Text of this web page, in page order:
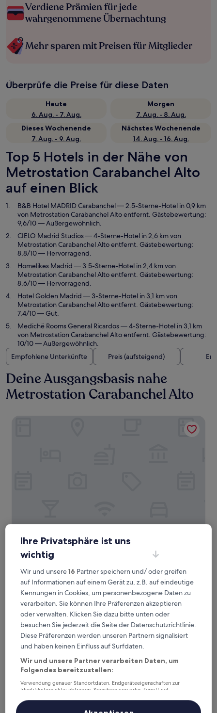
Verdiene Prämien für jede
wahrgenommene Übernachtung
Mehr sparen mit Preisen für Mitglieder
Überprüfe die Preise für diese Daten
Heute
6. Aug. - 7. Aug.
Morgen
7. Aug. - 8. Aug.
Dieses Wochenende
7. Aug. - 9. Aug.
Nächstes Wochenende
14. Aug. - 16. Aug.
Top 5 Hotels in der Nähe von
Metrostation Carabanchel Alto
auf einen Blick
B&B Hotel MADRID Carabanchel— 2.5-Sterne-Hotel in 0,9 km
von Metrostation Carabanchel Alto entfernt. Gästebewertung:
9,6/10 — Außergewöhnlich.
CIELO Madrid Studios— 4-Sterne-Hotel in 2,6 km von
Metrostation Carabanchel Alto entfernt. Gästebewertung:
8,8/10 — Hervorragend.
Homelikes Madrid — 3.5-Sterne-Hotel in 2,4 km von
Metrostation Carabanchel Alto entfernt. Gästebewertung:
8,6/10 — Hervorragend.
Hotel Golden Madrid — 3-Sterne-Hotel in 3,1 km von
Metrostation Carabanchel Alto entfernt. Gästebewertung:
7,4/10 — Gut.
Medichë Rooms General Ricardos— 4-Sterne-Hotel in 3,1 km
von Metrostation Carabanchel Alto entfernt. Gästebewertung:
10/10 — Außergewöhnlich.
Empfohlene Unterkünfte
Preis (aufsteigend)
Deine Ausgangsbasis nahe
Metrostation Carabanchel Alto
B&B Hotel MADRID Carabanchel
B&B Hotel MADRID Carabanchel
2.5-
Sterne-
Unterkunft
0,9 km von Metrostation Carabanchel Alto entfernt
9.6
von
10,
Außergewöhnlich,
(202
Bewertungen)
9,6/10 Außergewöhnlich (202 Bewertungen)
Der
Preis
beträgt
53 €
inkl. Steuern & Gebühren
20. Aug.–21. Aug.
CIELO Madrid Studios
Ihre Privatsphäre ist uns
wichtig
Wir und unsere16 Partner speichern und/ oder greifen
auf Informationen auf einem Gerät zu, z.B. auf eindeutige
Kennungen in Cookies, um personenbezogene Daten zu
verarbeiten. Sie können Ihre Präferenzen akzeptieren
oder verwalten. Klicken Sie dazu bitte unten oder
besuchen Sie jederzeit die Seite der Datenschutzrichtlinie.
Diese Präferenzen werden unseren Partnern signalisiert
und haben keinen Einfluss auf Surfdaten.
Wir und unsere Partner verarbeiten Daten, um
Folgendes bereitzustellen:
Verwendung genauer Standortdaten. Endgeräteeigenschaften zur
Identifikation aktiv abfragen. Speichern von oder Zugriff auf
Inhalte, Messung von Werbeleistung und der Performance von Inhalten,
Zielgruppenforschung sowie Entwicklung und Verbesserung von